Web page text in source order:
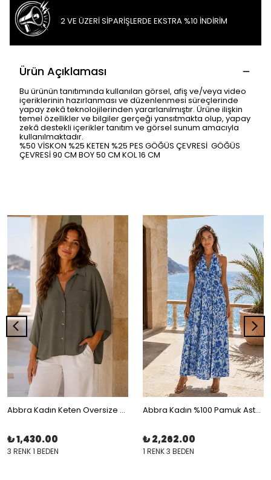
2 VE ÜZERİ SİPARİŞLERDE EKSTRA %10 İNDİRİM
Ürün Açıklaması
Bu ürünün tanıtımında kullanılan görsel, afiş ve/veya video
içeriklerinin hazırlanması ve düzenlenmesi süreçlerinde
yapay zekâ teknolojilerinden yararlanılmıştır. Ürüne ilişkin
temel özellikler ve bilgiler gerçeği yansıtmakta olup, yapay
zekâ destekli içerikler tanıtım ve görsel sunum amacıyla
kullanılmaktadır.
%50 VİSKON %25 KETEN %25 PES GÖĞÜS ÇEVRESİ GÖĞÜS
ÇEVRESİ 90 CM BOY 50 CM KOL 16 CM
Abbra Kadın Keten Oversize Gömlek
₺ 1,430.00
3 RENK 1 BEDEN
Abbra Kadın %100 Pamuk Astarlı Boyundan Bağlamalı Elbise
₺ 2,262.00
1 RENK 3 BEDEN